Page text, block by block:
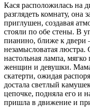
Кася расположилась на
разглядеть комнату, она
приглушен, создавая
стояли по обе стены. В
пианино, ближе к двери
незамысловатая люстра.
настольная лампа,
женщин и девушки. Мама
скатерти, ожидая
достала светлый
цепочке, подняла его и
пришла в движение и